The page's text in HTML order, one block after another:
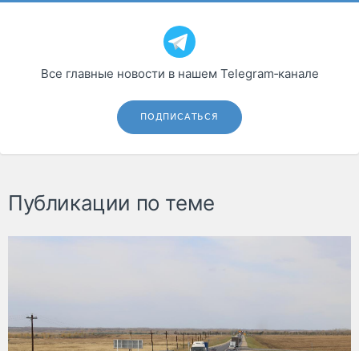
Все главные новости в нашем Telegram‑канале
ПОДПИСАТЬСЯ
Публикации по теме